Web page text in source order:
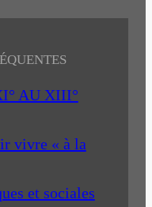
AU XIII°
vivre « à la
et sociales